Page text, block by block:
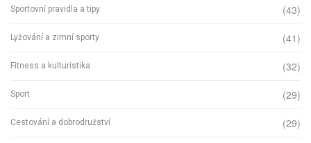
Sportovní pravidla a tipy (43)
Lyžování a zimní sporty (41)
Fitness a kulturistika (32)
Sport (29)
Cestování a dobrodružství (29)